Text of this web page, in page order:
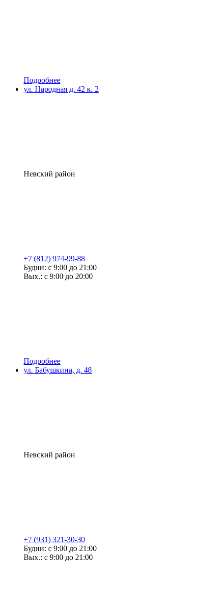
Подробнее
ул. Народная д. 42 к. 2
Невский район
+7 (812) 974-99-88
Будни: с 9:00 до 21:00
Вых.: с 9:00 до 20:00
Подробнее
ул. Бабушкина, д. 48
Невский район
+7 (931) 321-30-30
Будни: с 9:00 до 21:00
Вых.: с 9:00 до 21:00